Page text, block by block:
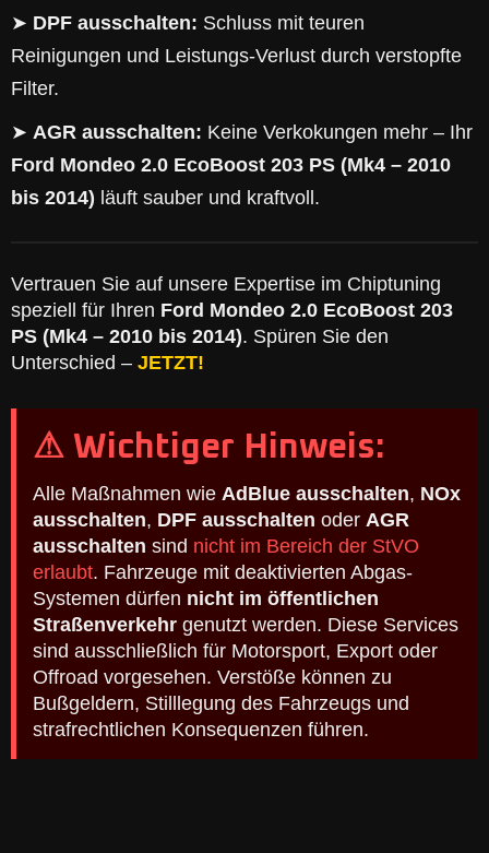
➤ DPF ausschalten: Schluss mit teuren
Reinigungen und Leistungs-Verlust durch verstopfte
Filter.
➤ AGR ausschalten: Keine Verkokungen mehr – Ihr
Ford Mondeo 2.0 EcoBoost 203 PS (Mk4 – 2010
bis 2014) läuft sauber und kraftvoll.
Vertrauen Sie auf unsere Expertise im Chiptuning
speziell für Ihren Ford Mondeo 2.0 EcoBoost 203
PS (Mk4 – 2010 bis 2014). Spüren Sie den
Unterschied – JETZT!
⚠ Wichtiger Hinweis:
Alle Maßnahmen wie AdBlue ausschalten, NOx
ausschalten, DPF ausschalten oder AGR
ausschalten sind nicht im Bereich der StVO
erlaubt. Fahrzeuge mit deaktivierten Abgas-
Systemen dürfen nicht im öffentlichen
Straßenverkehr genutzt werden. Diese Services
sind ausschließlich für Motorsport, Export oder
Offroad vorgesehen. Verstöße können zu
Bußgeldern, Stilllegung des Fahrzeugs und
strafrechtlichen Konsequenzen führen.